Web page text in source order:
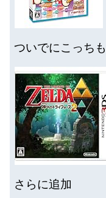
ついでにこっち
さらに追加